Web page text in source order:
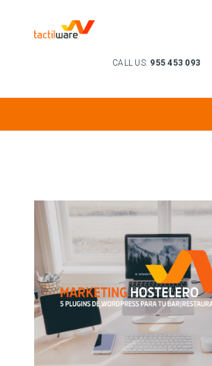
CALL US: 955 453 093